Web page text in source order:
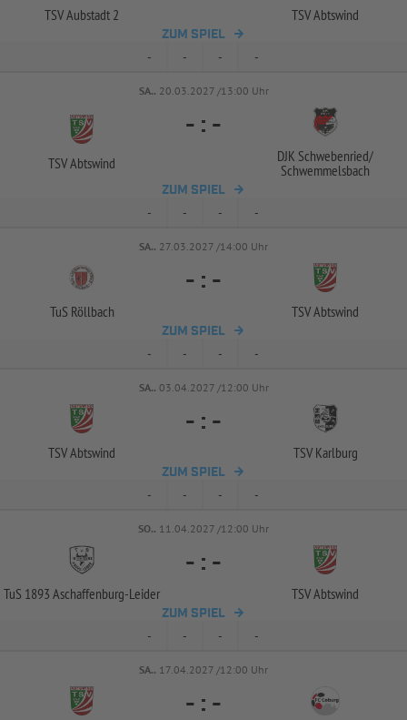
TSV Aubstadt 2 TSV Abtswind
ZUM SPIEL
- - - -
SA.. 20.03.2027 /13:00 Uhr
TSV Abtswind
- : -
DJK Schwebenried/
Schwemmelsbach
ZUM SPIEL
- - - -
SA.. 27.03.2027 /14:00 Uhr
TuS Röllbach
- : -
TSV Abtswind
ZUM SPIEL
- - - -
SA.. 03.04.2027 /12:00 Uhr
TSV Abtswind
- : -
TSV Karlburg
ZUM SPIEL
- - - -
SO.. 11.04.2027 /12:00 Uhr
TuS 1893 Aschaffenburg-Leider
- : -
TSV Abtswind
ZUM SPIEL
- - - -
SA.. 17.04.2027 /12:00 Uhr
- : -